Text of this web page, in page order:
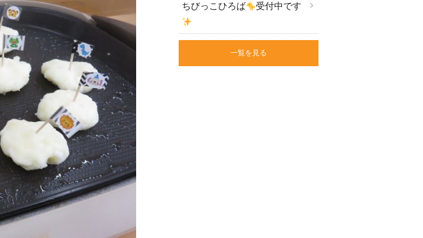
ちびっこひろば
受付中です
一覧を見る